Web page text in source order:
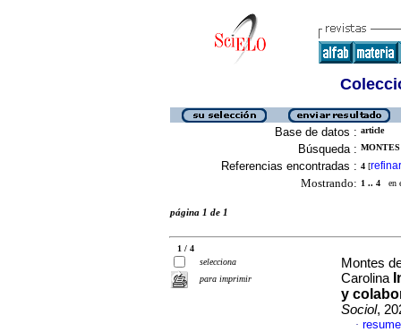
Base de datos : article
Búsqueda :
Referencias encontradas : 4 [refinar
Mostrando: 1 .. 4 en
página 1 de 1
1 / 4
selecciona
para imprimir
Montes
Carolina
y
Sociol,
·